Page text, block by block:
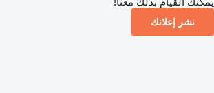
نشر إعلانك